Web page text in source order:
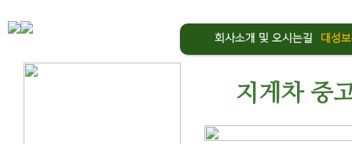
회사소개 및 오시는길 대성
지게차 중